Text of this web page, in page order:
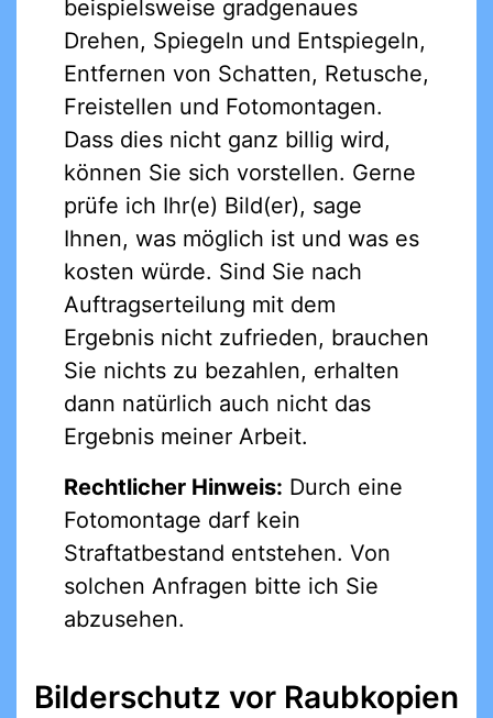
beispielsweise gradgenaues
Drehen, Spiegeln und Entspiegeln,
Entfernen von Schatten, Retusche,
Freistellen und Fotomontagen.
Dass dies nicht ganz billig wird,
können Sie sich vorstellen. Gerne
prüfe ich Ihr(e) Bild(er), sage
Ihnen, was möglich ist und was es
kosten würde. Sind Sie nach
Auftragserteilung mit dem
Ergebnis nicht zufrieden, brauchen
Sie nichts zu bezahlen, erhalten
dann natürlich auch nicht das
Ergebnis meiner Arbeit.
Rechtlicher Hinweis: Durch eine
Fotomontage darf kein
Straftatbestand entstehen. Von
solchen Anfragen bitte ich Sie
abzusehen.
Bilderschutz vor Raubkopien